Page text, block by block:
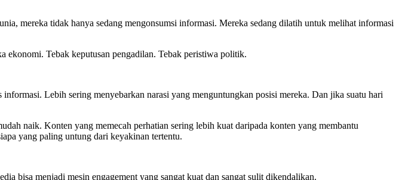
mereka tidak hanya sedang mengonsumsi informasi. Mereka sedang dilatih untuk melihat informasi
ekonomi. Tebak keputusan pengadilan. Tebak peristiwa politik.
Lebih sering menyebarkan narasi yang menguntungkan posisi mereka. Dan jika suatu hari
naik. Konten yang memecah perhatian sering lebih kuat daripada konten yang membantu
yang paling untung dari keyakinan tertentu.
bisa menjadi mesin engagement yang sangat kuat dan sangat sulit dikendalikan.